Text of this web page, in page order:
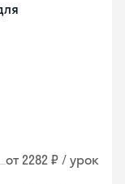
от 2282 ₽ / урок